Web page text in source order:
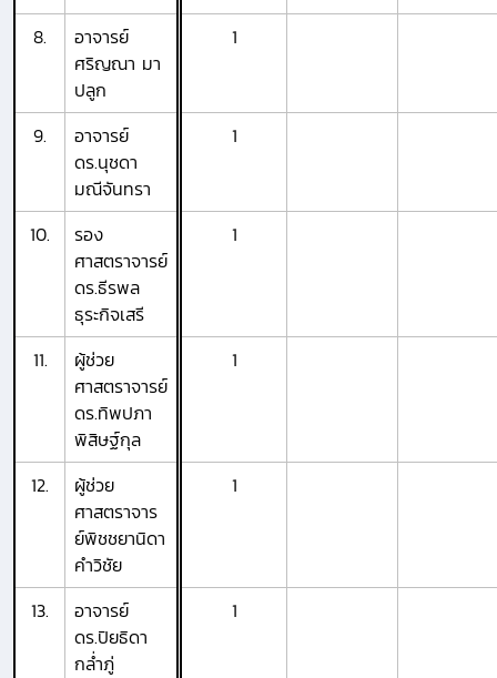
8.
อาจารย์
ศริญณา มา
ปลูก
1
9.
อาจารย์
ดร.นุชดา
มณีจันทรา
1
10.
รอง
ศาสตราจารย์
ดร.ธีรพล
ธุระกิจเสรี
1
11.
ผู้ช่วย
ศาสตราจารย์
ดร.ทิพปภา
พิสิษฐ์กุล
1
12.
ผู้ช่วย
ศาสตราจาร
ย์พิชชยานิดา
คำวิชัย
1
13.
อาจารย์
ดร.ปิยธิดา
กล่ำภู่
1